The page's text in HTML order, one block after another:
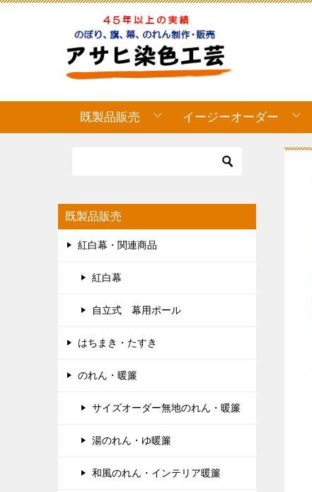
既製品販売 イージーオーダー
既製品販売
紅白幕・関連商品
紅白幕
自立式 幕用ポール
はちまき・たすき
のれん・暖簾
サイズオーダー無地のれん・暖簾
湯のれん・ゆ暖簾
和風のれん・インテリア暖簾